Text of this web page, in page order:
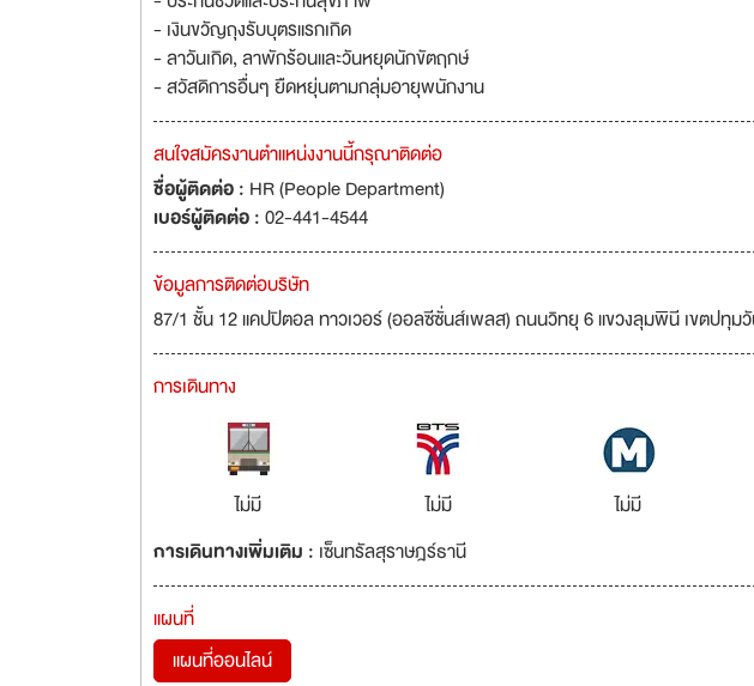
- เงินขวัญถุงรับบุตรแรกเกิด
- ลาวันเกิด, ลาพักร้อนและวันหยุดนักขัตฤกษ์
- สวัสดิการอื่นๆ ยืดหยุ่นตามกลุ่มอายุพนักงาน
สนใจสมัครงานตำแหน่งงานนี้กรุณาติดต่อ
ชื่อผู้ติดต่อ : HR (People Department)
เบอร์ผู้ติดต่อ :02-441-4544
ข้อมูลการติดต่อบริษัท
87/1 ชั้น 12 แคปปิตอล ทาวเวอร์ (ออลซีซั่นส์เพลส) ถนนวิทยุ 6 แขวงลุมพินี เขตปทุม
การเดินทาง
ไม่มี ไม่มี ไม่มี
การเดินทางเพิ่มเติม : เซ็นทรัลสุราษฎร์ธานี
แผนที่
แผนที่ออนไลน์